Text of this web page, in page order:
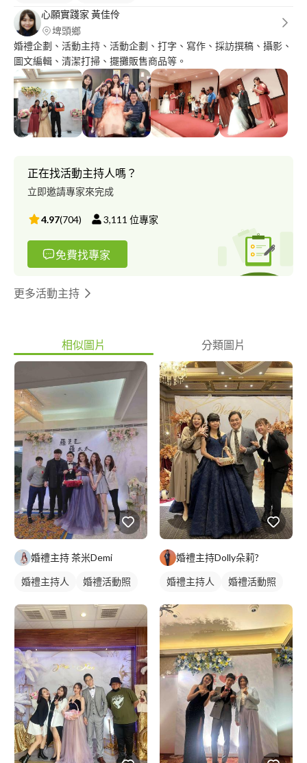
心願實踐家 黃佳伶
埤頭鄉
婚禮企劃、活動主持、活動企劃、打字、寫作、採訪撰稿、攝影、
圖文編輯、清潔打掃、擺攤販售商品等。
正在找活動主持人嗎？
立即邀請專家來完成
4.97(704) 3,111 位專家
免費找專家
更多活動主持
相似圖片 分類圖片
婚禮主持 茶米Demi
婚禮主持人 婚禮活動照
婚禮主持Dolly朵莉?
婚禮主持人 婚禮活動照